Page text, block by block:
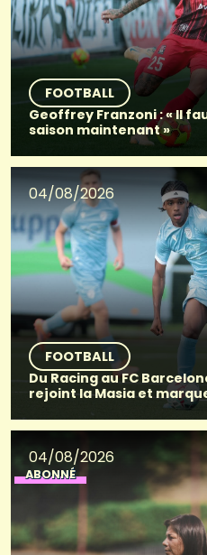
FOOTBALL
Geoffrey Franzoni : « Il
saison maintenant »
04/08/2026
FOOTBALL
Du Racing au FC
rejoint la Masia et
04/08/2026
ABONNÉ